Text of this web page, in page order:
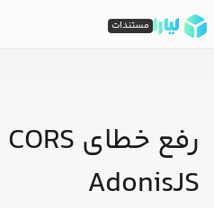
AdonisJS
مستندات